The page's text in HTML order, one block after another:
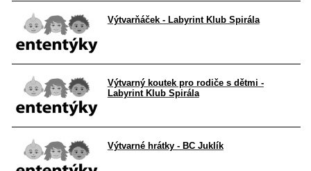
Výtvarňáček - Labyrint Klub Spirála
Výtvarný koutek pro rodiče s dětmi -
Labyrint Klub Spirála
Výtvarné hrátky - BC Juklík